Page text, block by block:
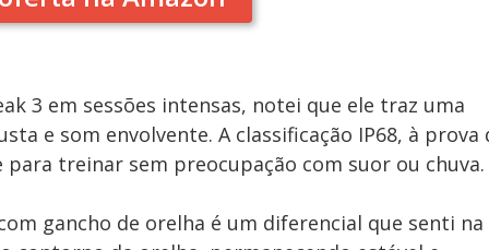
3 em sessões intensas, notei que ele traz uma
e som envolvente. A classificação IP68, à prova
treinar sem preocupação com suor ou chuva.
gancho de orelha é um diferencial que senti na